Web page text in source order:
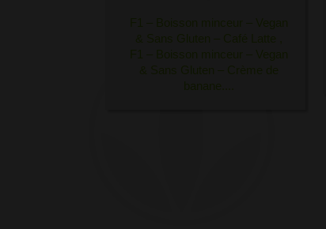
F1 – Boisson minceur – Vegan
& Sans Gluten – Café Latte
F1 – Boisson minceur – Vegan
& Sans Gluten – Crème de
banane